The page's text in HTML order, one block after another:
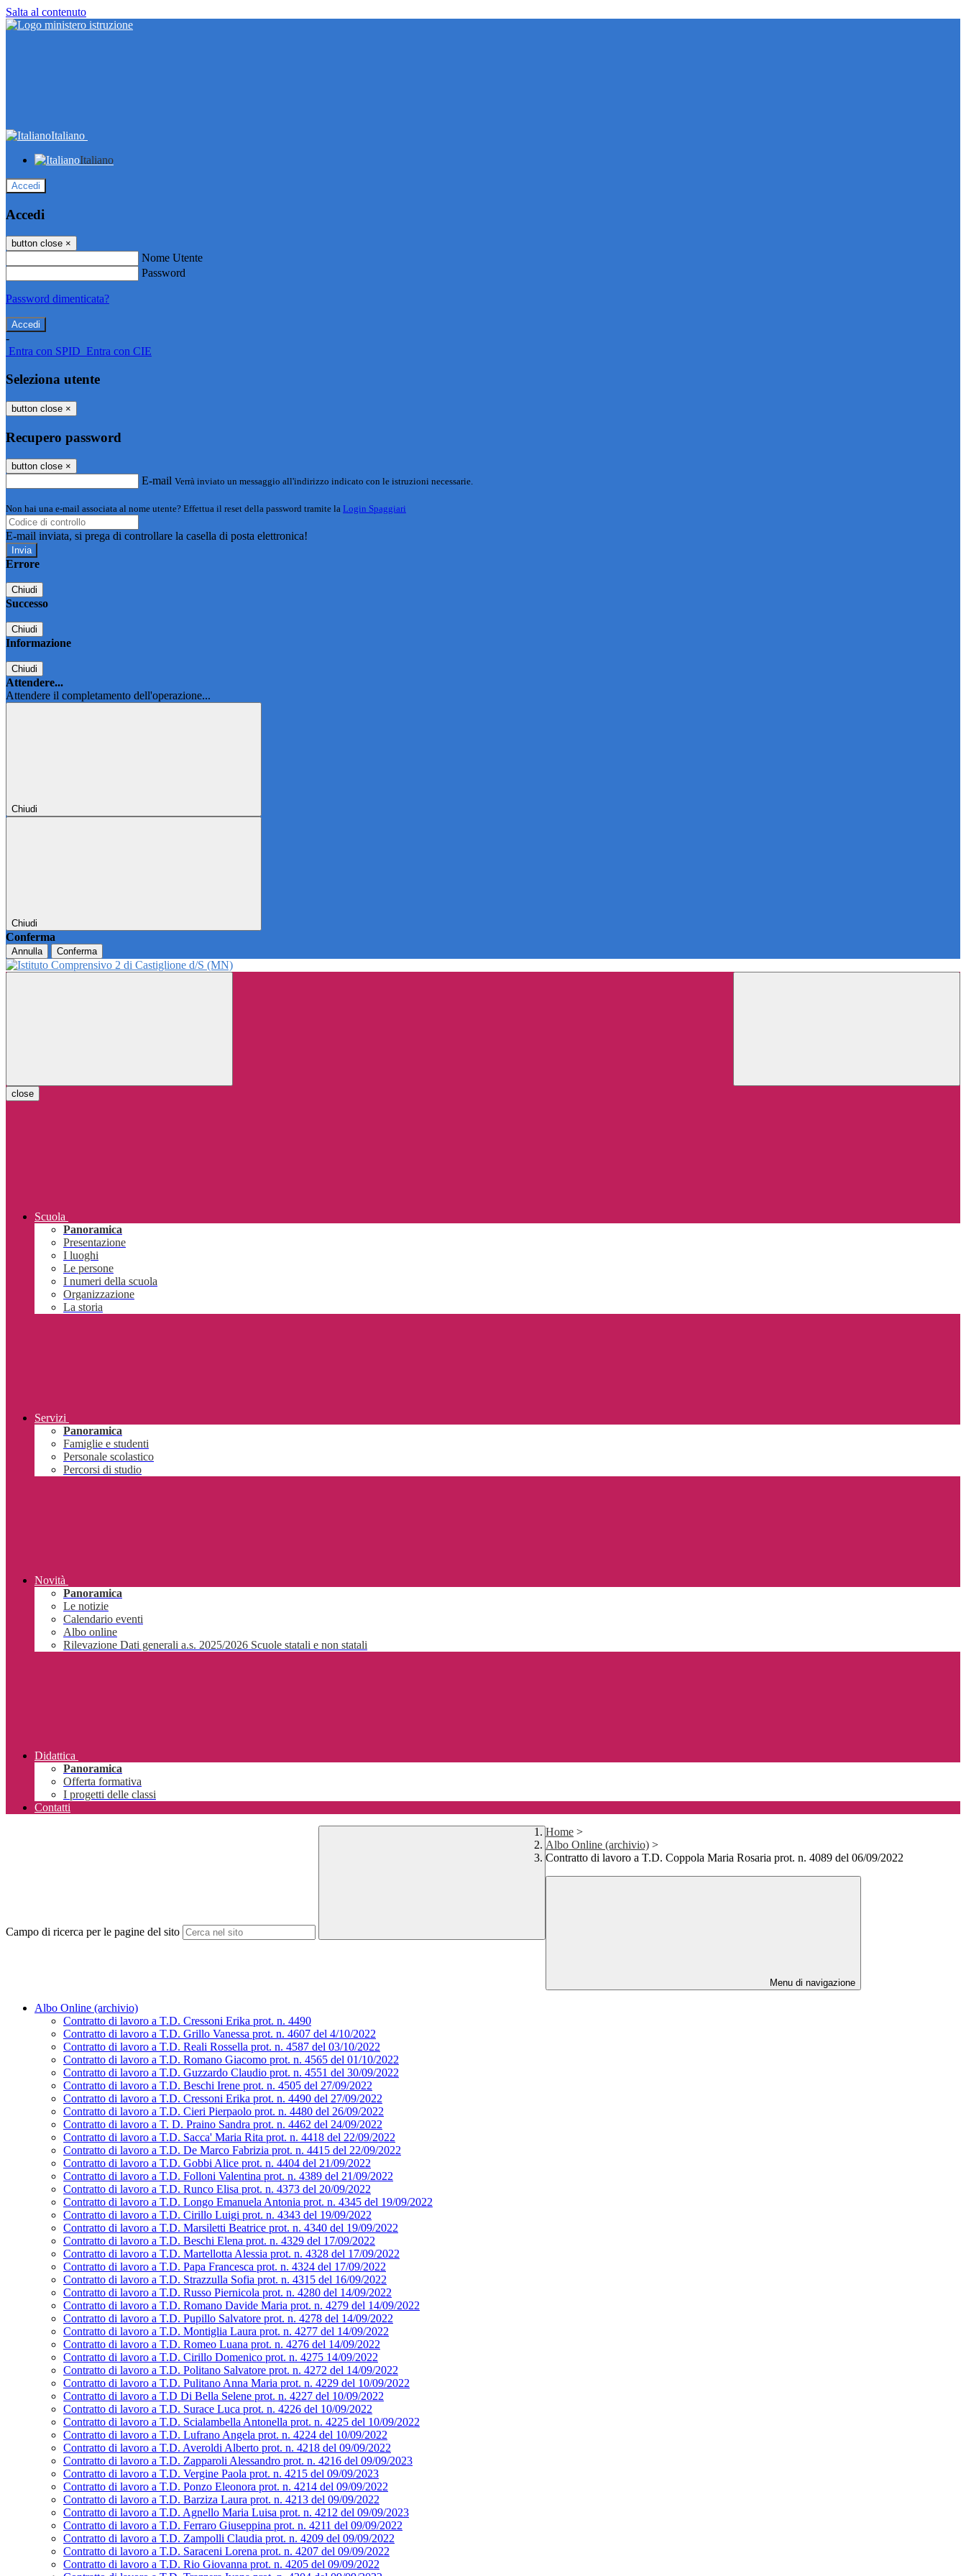
Salta al contenuto
Italiano
Italiano
Accedi
Accedi
button close ×
Nome Utente
Password
Password dimenticata?
-
Entra con SPID Entra con CIE
Seleziona utente
button close ×
Recupero password
button close ×
E-mail Verrà inviato un messaggio all'indirizzo indicato con le istruzioni necessarie.
Non hai una e-mail associata al nome utente? Effettua il reset della password tramite la Login Spaggiari
E-mail inviata, si prega di controllare la casella di posta elettronica!
Errore
Chiudi
Successo
Chiudi
Informazione
Chiudi
Attendere...
Attendere il completamento dell'operazione...
Chiudi
Chiudi
Conferma
Annulla Conferma
close
Scuola
Panoramica
Presentazione
I luoghi
Le persone
I numeri della scuola
Organizzazione
La storia
Servizi
Panoramica
Famiglie e studenti
Personale scolastico
Percorsi di studio
Novità
Panoramica
Le notizie
Calendario eventi
Albo online
Rilevazione Dati generali a.s. 2025/2026 Scuole statali e non statali
Didattica
Panoramica
Offerta formativa
I progetti delle classi
Contatti
Campo di ricerca per le pagine del sito
Home >
Albo Online (archivio) >
Contratto di lavoro a T.D. Coppola Maria Rosaria prot. n. 4089 del 06/09/2022
Menu di navigazione
Albo Online (archivio)
Contratto di lavoro a T.D. Cressoni Erika prot. n. 4490
Contratto di lavoro a T.D. Grillo Vanessa prot. n. 4607 del 4/10/2022
Contratto di lavoro a T.D. Reali Rossella prot. n. 4587 del 03/10/2022
Contratto di lavoro a T.D. Romano Giacomo prot. n. 4565 del 01/10/2022
Contratto di lavoro a T.D. Guzzardo Claudio prot. n. 4551 del 30/09/2022
Contratto di lavoro a T.D. Beschi Irene prot. n. 4505 del 27/09/2022
Contratto di lavoro a T.D. Cressoni Erika prot. n. 4490 del 27/09/2022
Contratto di lavoro a T.D. Cieri Pierpaolo prot. n. 4480 del 26/09/2022
Contratto di lavoro a T. D. Praino Sandra prot. n. 4462 del 24/09/2022
Contratto di lavoro a T.D. Sacca' Maria Rita prot. n. 4418 del 22/09/2022
Contratto di lavoro a T.D. De Marco Fabrizia prot. n. 4415 del 22/09/2022
Contratto di lavoro a T.D. Gobbi Alice prot. n. 4404 del 21/09/2022
Contratto di lavoro a T.D. Folloni Valentina prot. n. 4389 del 21/09/2022
Contratto di lavoro a T.D. Runco Elisa prot. n. 4373 del 20/09/2022
Contratto di lavoro a T.D. Longo Emanuela Antonia prot. n. 4345 del 19/09/2022
Contratto di lavoro a T.D. Cirillo Luigi prot. n. 4343 del 19/09/2022
Contratto di lavoro a T.D. Marsiletti Beatrice prot. n. 4340 del 19/09/2022
Contratto di lavoro a T.D. Beschi Elena prot. n. 4329 del 17/09/2022
Contratto di lavoro a T.D. Martellotta Alessia prot. n. 4328 del 17/09/2022
Contratto di lavoro a T.D. Papa Francesca prot. n. 4324 del 17/09/2022
Contratto di lavoro a T.D. Strazzulla Sofia prot. n. 4315 del 16/09/2022
Contratto di lavoro a T.D. Russo Piernicola prot. n. 4280 del 14/09/2022
Contratto di lavoro a T.D. Romano Davide Maria prot. n. 4279 del 14/09/2022
Contratto di lavoro a T.D. Pupillo Salvatore prot. n. 4278 del 14/09/2022
Contratto di lavoro a T.D. Montiglia Laura prot. n. 4277 del 14/09/2022
Contratto di lavoro a T.D. Romeo Luana prot. n. 4276 del 14/09/2022
Contratto di lavoro a T.D. Cirillo Domenico prot. n. 4275 14/09/2022
Contratto di lavoro a T.D. Politano Salvatore prot. n. 4272 del 14/09/2022
Contratto di lavoro a T.D. Pulitano Anna Maria prot. n. 4229 del 10/09/2022
Contratto di lavoro a T.D Di Bella Selene prot. n. 4227 del 10/09/2022
Contratto di lavoro a T.D. Surace Luca prot. n. 4226 del 10/09/2022
Contratto di lavoro a T.D. Scialambella Antonella prot. n. 4225 del 10/09/2022
Contratto di lavoro a T.D. Lufrano Angela prot. n. 4224 del 10/09/2022
Contratto di lavoro a T.D. Averoldi Alberto prot. n. 4218 del 09/09/2022
Contratto di lavoro a T.D. Zapparoli Alessandro prot. n. 4216 del 09/09/2023
Contratto di lavoro a T.D. Vergine Paola prot. n. 4215 del 09/09/2023
Contratto di lavoro a T.D. Ponzo Eleonora prot. n. 4214 del 09/09/2022
Contratto di lavoro a T.D. Barziza Laura prot. n. 4213 del 09/09/2022
Contratto di lavoro a T.D. Agnello Maria Luisa prot. n. 4212 del 09/09/2023
Contratto di lavoro a T.D. Ferraro Giuseppina prot. n. 4211 del 09/09/2022
Contratto di lavoro a T.D. Zampolli Claudia prot. n. 4209 del 09/09/2022
Contratto di lavoro a T.D. Saraceni Lorena prot. n. 4207 del 09/09/2022
Contratto di lavoro a T.D. Rio Giovanna prot. n. 4205 del 09/09/2022